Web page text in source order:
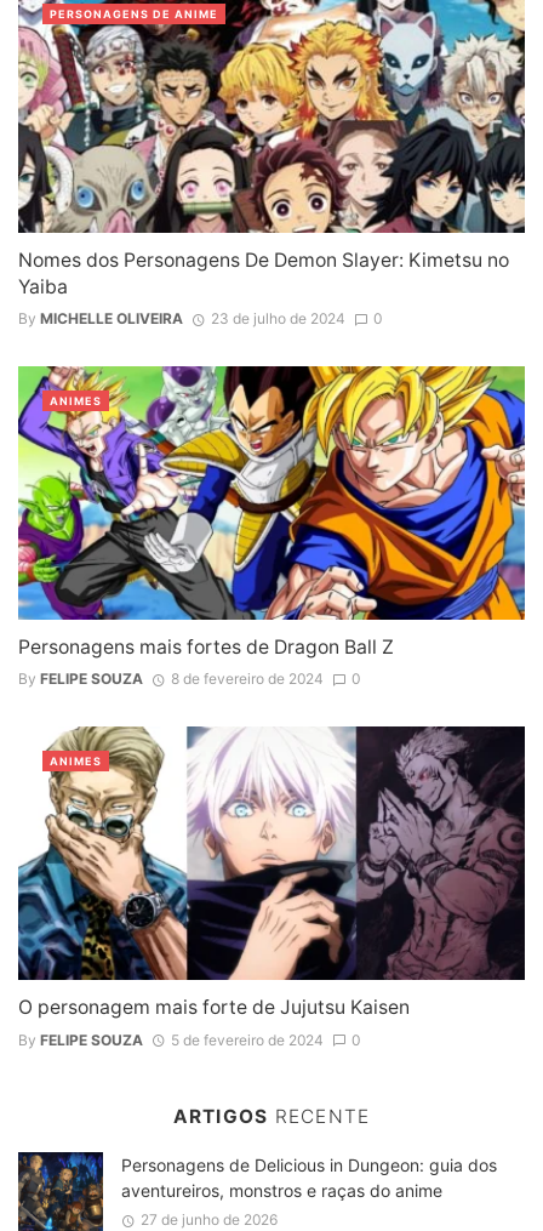
Nomes dos Personagens De Demon Slayer: Kimetsu no
Yaiba
By MICHELLE OLIVEIRA 23 de julho de 2024 0
PERSONAGENS DE ANIME
Personagens mais fortes de Dragon Ball Z
By FELIPE SOUZA 8 de fevereiro de 2024 0
ANIMES
O personagem mais forte de Jujutsu Kaisen
By FELIPE SOUZA 5 de fevereiro de 2024 0
ANIMES
ARTIGOS RECENTE
Personagens de Delicious in Dungeon: guia dos
aventureiros, monstros e raças do anime
27 de junho de 2026